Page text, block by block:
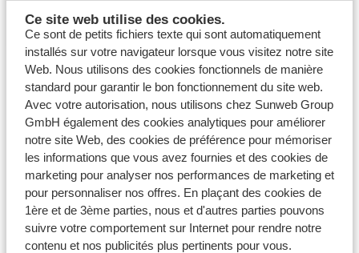
Ce site web utilise des cookies.
Ce sont de petits fichiers texte qui sont automatiquement
installés sur votre navigateur lorsque vous visitez notre site
Web. Nous utilisons des cookies fonctionnels de manière
standard pour garantir le bon fonctionnement du site web.
Avec votre autorisation, nous utilisons chez Sunweb Group
GmbH également des cookies analytiques pour améliorer
notre site Web, des cookies de préférence pour mémoriser
les informations que vous avez fournies et des cookies de
marketing pour analyser nos performances de marketing et
pour personnaliser nos offres. En plaçant des cookies de
1ère et de 3ème parties, nous et d'autres parties pouvons
suivre votre comportement sur Internet pour rendre notre
contenu et nos publicités plus pertinents pour vous.
Votre séjour en chalet au cœur des Alpes
Sunweb vous offre la possibilité de profiter d’un séjour unique
au ski : optez pour un chalet dans les Alpes ! Parmi notre
large gamme d’hébergements pas chers, les chalets sont le
meilleur moyen de passer des vacances à la neige des plus
authentiques. A vous les moments cocooning au coin du feu et
les soirées raclette en famille ou entre amis ! La plupart de
nos chalets présentent une agréable décoration alliant tradition
et modernité, et sont tous bien équipés pour votre confort. Ils